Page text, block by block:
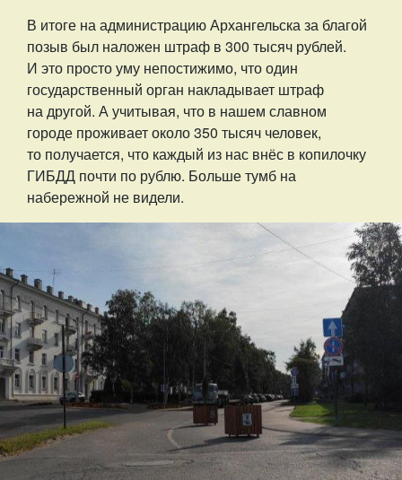
В итоге на администрацию Архангельска за благой
позыв был наложен штраф в 300 тысяч рублей.
И это просто уму непостижимо, что один
государственный орган накладывает штраф
на другой. А учитывая, что в нашем славном
городе проживает около 350 тысяч человек,
то получается, что каждый из нас внёс в копилочку
ГИБДД почти по рублю. Больше тумб на
набережной не видели.